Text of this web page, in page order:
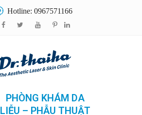
Hotline: 0967571166
PHÒNG KHÁM DA
LIỄU – PHẪU THUẬT